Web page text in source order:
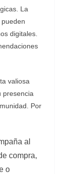
La
digitales.
valiosa
presencia
Por
al
compra,
o